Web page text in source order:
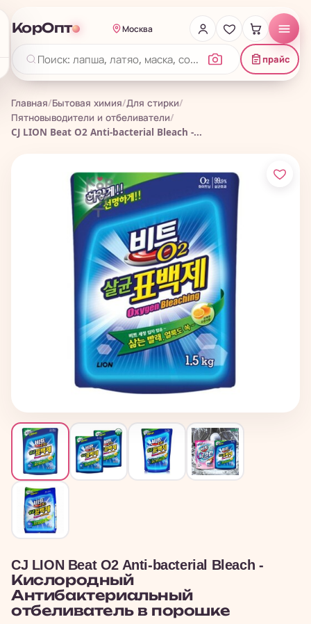
КорОпт Москва
прайс
Главная/Бытовая химия/Для стирки/
Пятновыводители и отбеливатели/
CJ LION Beat O2 Anti-bacterial Bleach -...
CJ LION Beat O2 Anti-bacterial Bleach -
Кислородный
Антибактериальный
отбеливатель в порошке